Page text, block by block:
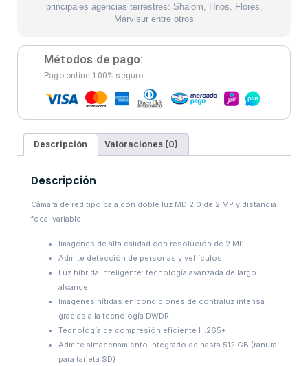
principales agencias terrestres: Shalom, Hnos. Flores,
Marvisur entre otros
Métodos de pago:
Pago online 100% seguro
Descripción Valoraciones (0)
Descripción
Cámara de red tipo bala con doble luz MD 2.0 de 2 MP y distancia
focal variable
Imágenes de alta calidad con resolución de 2 MP
Admite detección de personas y vehículos
Luz híbrida inteligente: tecnología avanzada de largo
alcance
Imágenes nítidas en condiciones de contraluz intensa
gracias a la tecnología DWDR
Tecnología de compresión eficiente H.265+
Admite almacenamiento integrado de hasta 512 GB (ranura
para tarjeta SD)